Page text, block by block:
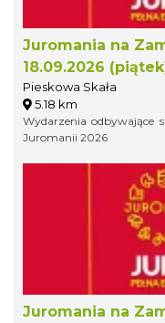
Juromania na
18.09.2026
Pieskowa Skała
5.18 km
Wydarzenia odbywające
Juromanii 2026
Juromania na